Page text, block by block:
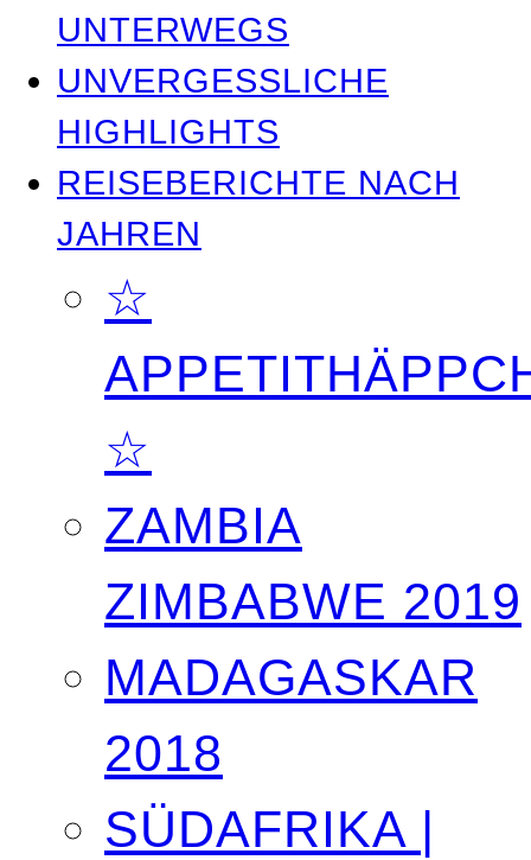
UNTERWEGS
UNVERGESSLICHE
HIGHLIGHTS
REISEBERICHTE NACH
JAHREN
☆
☆
ZAMBIA
ZIMBABWE 2019
MADAGASKAR
2018
SÜDAFRIKA |